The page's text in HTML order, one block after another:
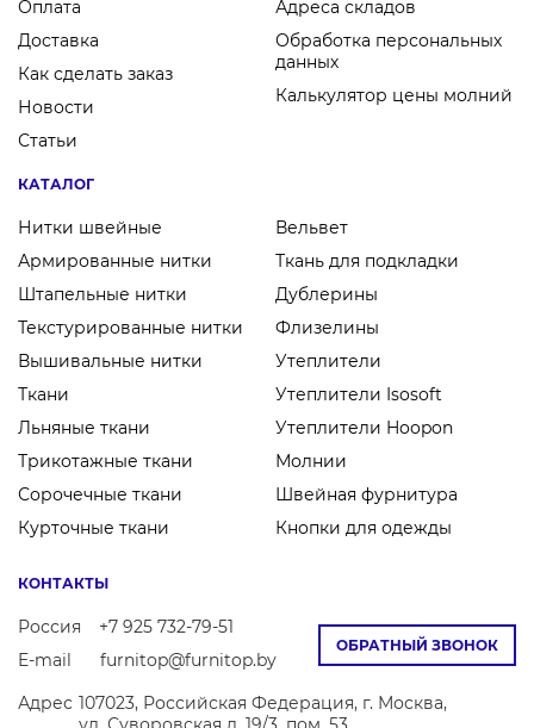
Оплата
Доставка
Как сделать заказ
Новости
Статьи
Адреса складов
Обработка персональных
данных
Калькулятор цены молний
КАТАЛОГ
Нитки швейные
Армированные нитки
Штапельные нитки
Текстурированные нитки
Вышивальные нитки
Ткани
Льняные ткани
Трикотажные ткани
Сорочечные ткани
Курточные ткани
Вельвет
Ткань для подкладки
Дублерины
Флизелины
Утеплители
Утеплители Isosoft
Утеплители Hoopon
Молнии
Швейная фурнитура
Кнопки для одежды
ОБРАТНЫЙ ЗВОНОК
КОНТАКТЫ
Россия
+7 925 732-79-51
E-mail
furnitop@furnitop.by
Адрес 107023, Российская Федерация, г. Москва,